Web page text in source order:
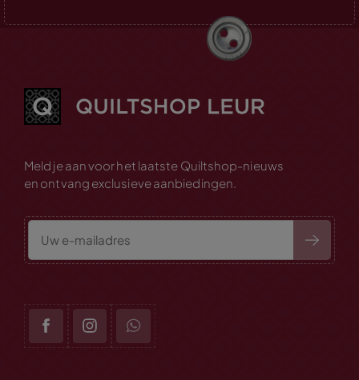
Meld je aan voor het laatste Quiltshop-nieuws
en ontvang exclusieve aanbiedingen.